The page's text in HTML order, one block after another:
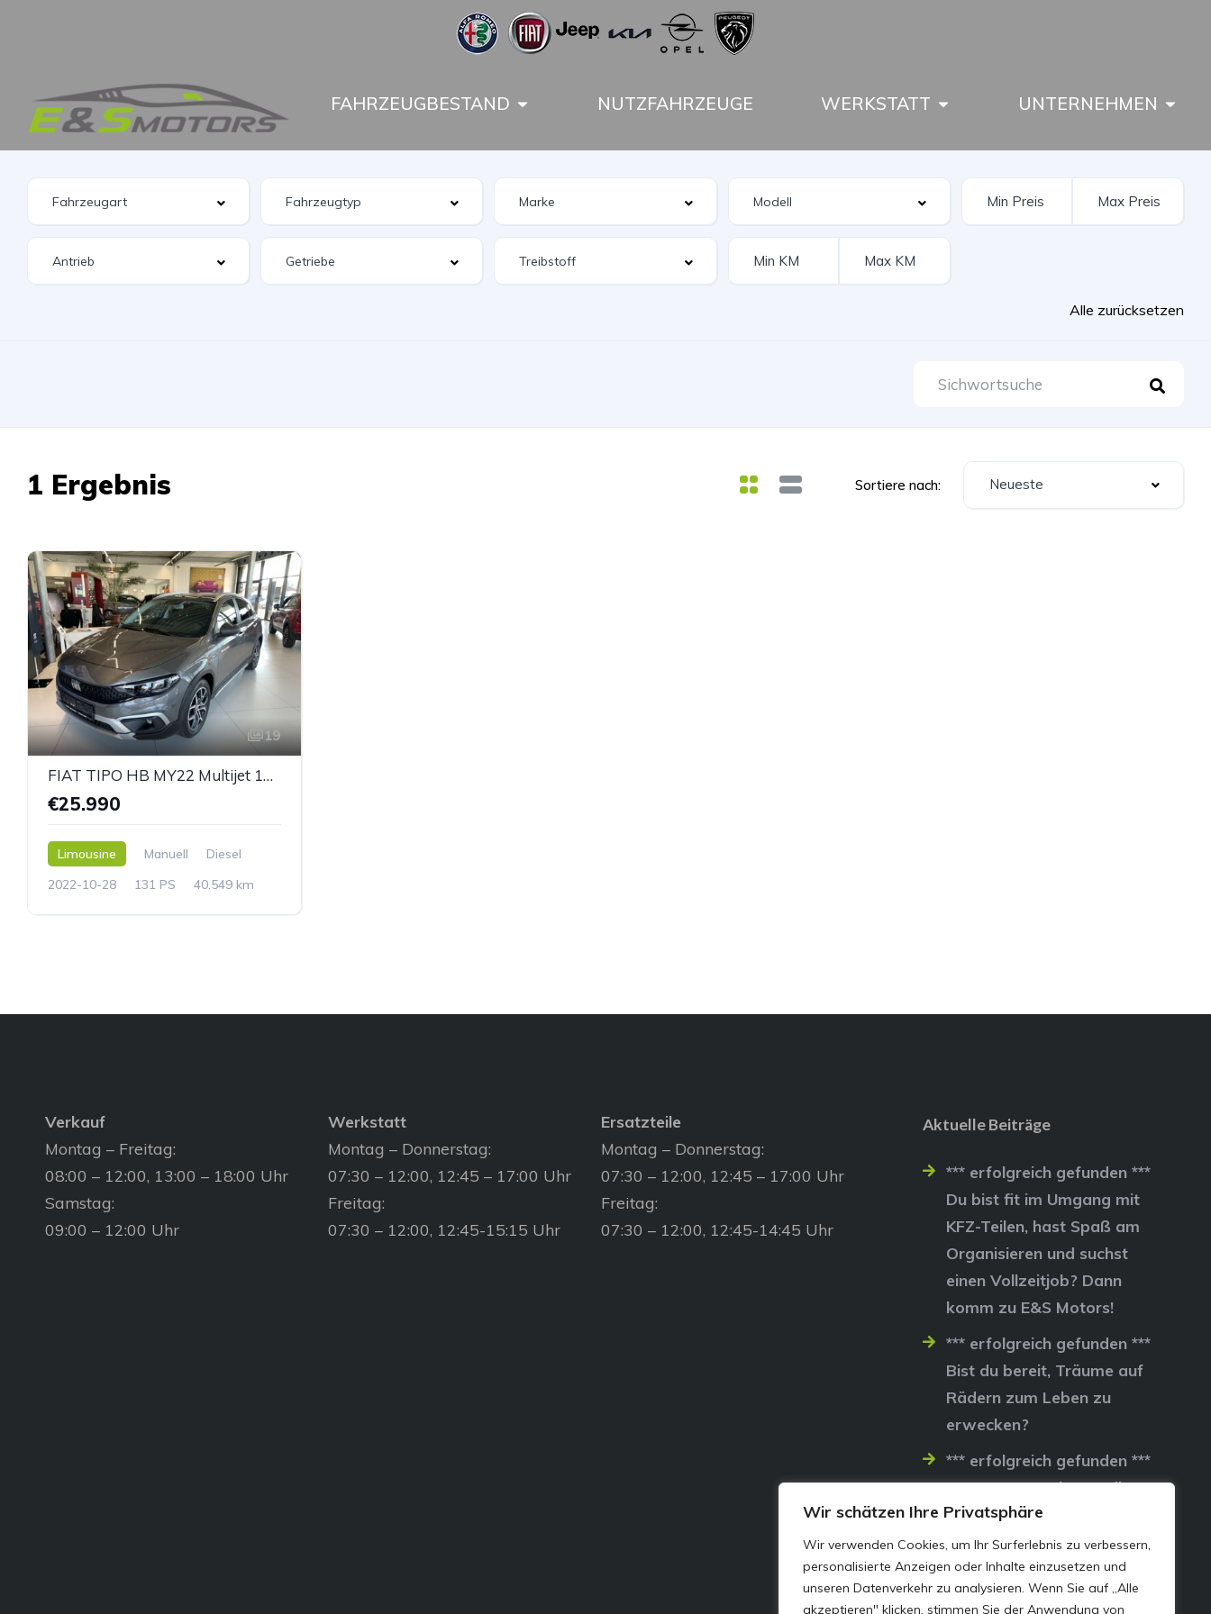
Wir schätzen Ihre Privatsphäre
Wir verwenden Cookies, um Ihr Surferlebnis zu verbessern,
personalisierte Anzeigen oder Inhalte einzusetzen und
unseren Datenverkehr zu analysieren. Wenn Sie auf „Alle
akzeptieren" klicken, stimmen Sie der Anwendung von
FAHRZEUGBESTAND NUTZFAHRZEUGE WERKSTATT UNTERNEHMEN
Alle zurücksetzen
1 Ergebnis Sortiere nach: Neueste
19
FIAT TIPO HB MY22 Multijet 130 CROSS
€25.990
Limousine Manuell
Diesel
2022-10-28
131 PS 40.549 km
Verkauf
Montag – Freitag:
08:00 – 12:00, 13:00 – 18:00 Uhr
Samstag:
09:00 – 12:00 Uhr
Werkstatt
Montag – Donnerstag:
07:30 – 12:00, 12:45 – 17:00 Uhr
Freitag:
07:30 – 12:00, 12:45-15:15 Uhr
Ersatzteile
Montag – Donnerstag:
07:30 – 12:00, 12:45 – 17:00 Uhr
Freitag:
07:30 – 12:00, 12:45-14:45 Uhr
Aktuelle Beiträge
*** erfolgreich gefunden ***
Du bist fit im Umgang mit
KFZ-Teilen, hast Spaß am
Organisieren und suchst
einen Vollzeitjob? Dann
komm zu E&S Motors!
*** erfolgreich gefunden ***
Bist du bereit, Träume auf
Rädern zum Leben zu
erwecken?
*** erfolgreich gefunden ***
Lass uns gemeinsam die
Straßen erobern…